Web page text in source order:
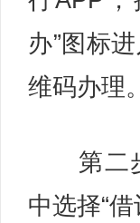
办”图标
维码办理。
第二步(
中选择“借